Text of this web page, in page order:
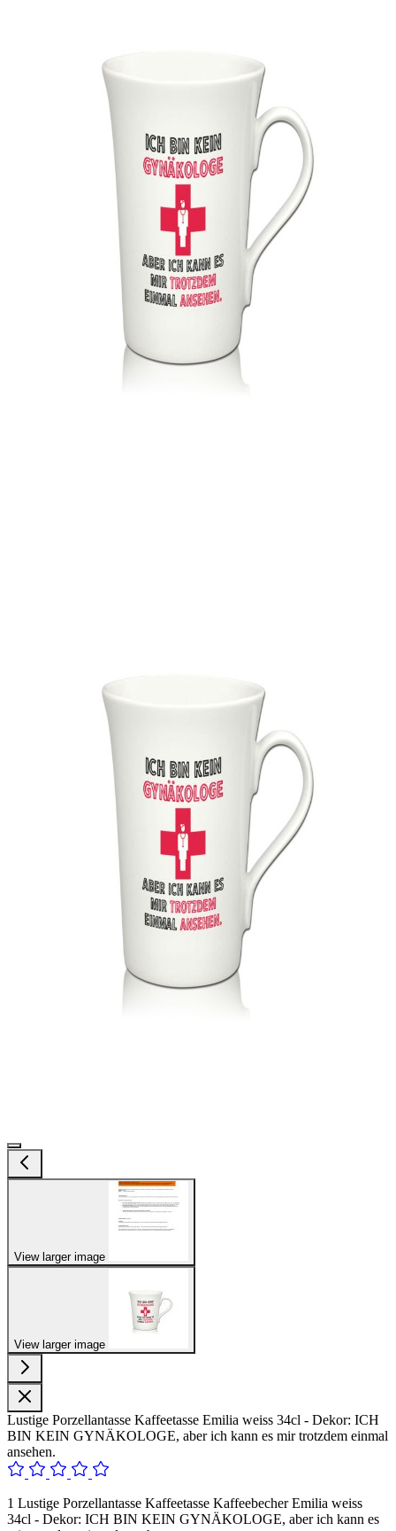
View larger image
View larger image
Lustige Porzellantasse Kaffeetasse Emilia weiss 34cl - Dekor: ICH
BIN KEIN GYNÄKOLOGE, aber ich kann es mir trotzdem einmal
ansehen.
1 Lustige Porzellantasse Kaffeetasse Kaffeebecher Emilia weiss
34cl - Dekor: ICH BIN KEIN GYNÄKOLOGE, aber ich kann es